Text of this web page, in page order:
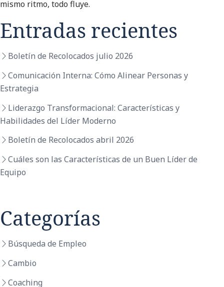
mismo ritmo, todo fluye.
Entradas recientes
Boletín de Recolocados julio 2026
Comunicación Interna: Cómo Alinear Personas y
Estrategia
Liderazgo Transformacional: Características y
Habilidades del Líder Moderno
Boletín de Recolocados abril 2026
Cuáles son las Características de un Buen Líder de
Equipo
Categorías
Búsqueda de Empleo
Cambio
Coaching